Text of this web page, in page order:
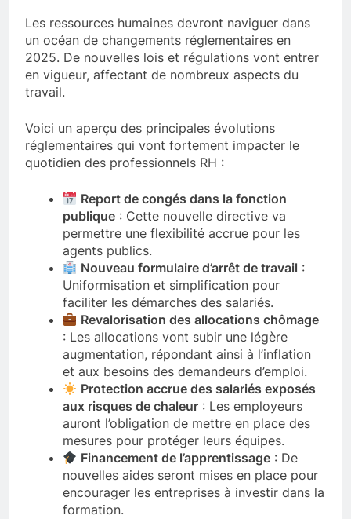
Les ressources humaines devront naviguer dans
un océan de changements réglementaires en
2025. De nouvelles lois et régulations vont entrer
en vigueur, affectant de nombreux aspects du
travail.
Voici un aperçu des principales évolutions
réglementaires qui vont fortement impacter le
quotidien des professionnels RH :
Report de congés dans la fonction
publique : Cette nouvelle directive va
permettre une flexibilité accrue pour les
agents publics.
Nouveau formulaire d’arrêt de travail :
Uniformisation et simplification pour
faciliter les démarches des salariés.
Revalorisation des allocations chômage
: Les allocations vont subir une légère
augmentation, répondant ainsi à l’inflation
et aux besoins des demandeurs d’emploi.
Protection accrue des salariés exposés
aux risques de chaleur : Les employeurs
auront l’obligation de mettre en place des
mesures pour protéger leurs équipes.
Financement de l’apprentissage : De
nouvelles aides seront mises en place pour
encourager les entreprises à investir dans la
formation.